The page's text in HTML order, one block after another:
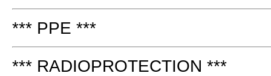
*** PPE ***
*** RADIOPROTECTION ***